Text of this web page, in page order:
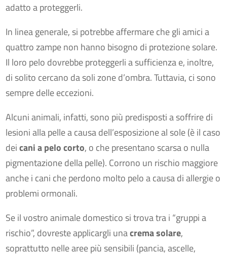
adatto a proteggerli.
In linea generale, si potrebbe affermare che gli amici a
quattro zampe non hanno bisogno di protezione solare.
Il loro pelo dovrebbe proteggerli a sufficienza e, inoltre,
di solito cercano da soli zone d’ombra. Tuttavia, ci sono
sempre delle eccezioni.
Alcuni animali, infatti, sono più predisposti a soffrire di
lesioni alla pelle a causa dell’esposizione al sole (è il caso
deicani a pelo corto, o che presentano scarsa o nulla
pigmentazione della pelle). Corrono un rischio maggiore
anche i cani che perdono molto pelo a causa di allergie o
problemi ormonali.
Se il vostro animale domestico si trova tra i “gruppi a
rischio”, dovreste applicargli unacrema solare,
soprattutto nelle aree più sensibili (pancia, ascelle,